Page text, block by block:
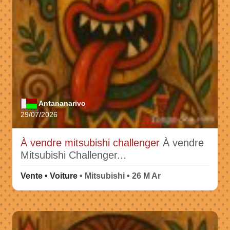
Antananarivo
29/07/2026
À vendre mitsubishi challenger À vendre
Mitsubishi Challenger...
Vente • Voiture • Mitsubishi • 26 M Ar